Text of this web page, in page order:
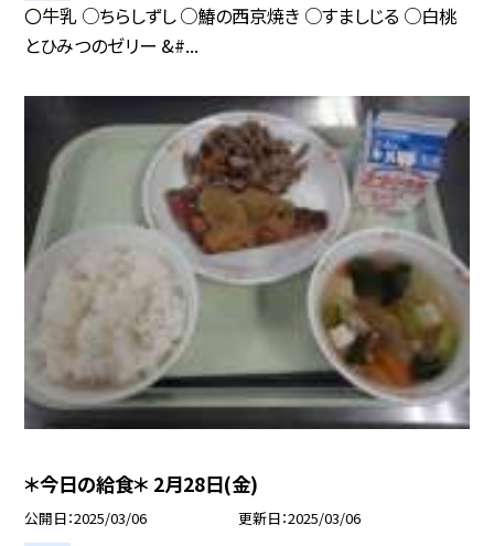
〇牛乳 ○ちらしずし ○鰆の西京焼き ○すましじる ○白桃
とひみつのゼリー &#...
＊今日の給食＊ 2月28日(金)
公開日 2025/03/06 更新日 2025/03/06